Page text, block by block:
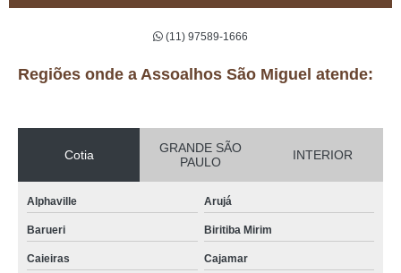
(11) 97589-1666
Regiões onde a Assoalhos São Miguel atende:
Cotia
GRANDE SÃO
PAULO
INTERIOR
Alphaville Arujá
Barueri Biritiba Mirim
Caieiras Cajamar